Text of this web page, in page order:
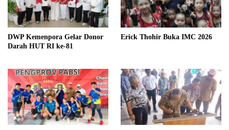
DWP Kemenpora Gelar Donor
Darah HUT RI ke-81
Erick Thohir Buka IMC 2026